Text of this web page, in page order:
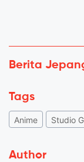
Berita
Tags
Anime Studio
Author